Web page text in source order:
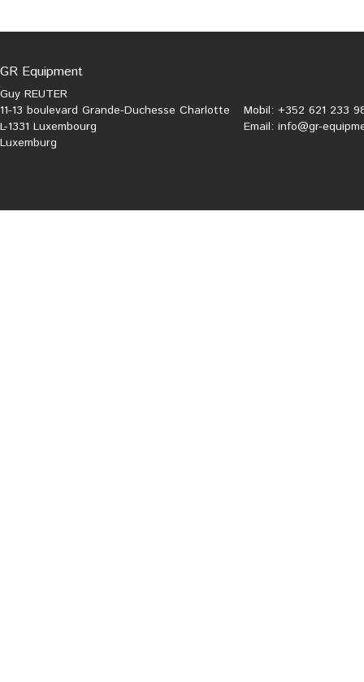
GR Equipment
Guy REUTER
11-13 boulevard Grande-Duchesse Charlotte
L-1331 Luxembourg
Luxemburg
Mobil: +352 621 233
Email: info@gr-